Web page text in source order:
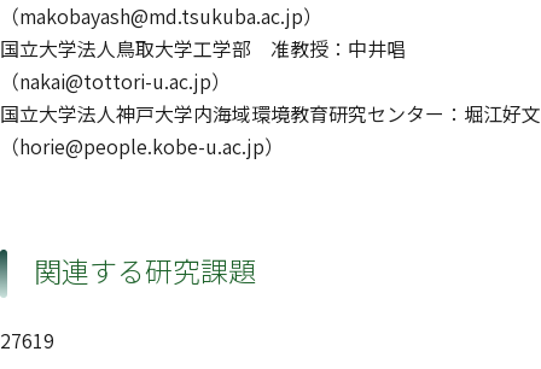
（makobayash@md.tsukuba.ac.jp）
国立大学法人鳥取大学工学部 准教授：中井唱
（nakai@tottori-u.ac.jp）
国立大学法人神戸大学内海域環境教育研究センター：堀江好文
（horie@people.kobe-u.ac.jp）
関連する研究課題
27619